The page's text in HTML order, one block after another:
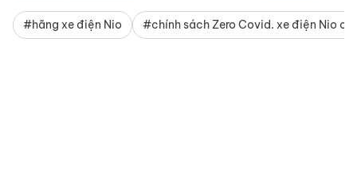
#hãng xe điện Nio #chính sách Zero Covid. xe điện Nio